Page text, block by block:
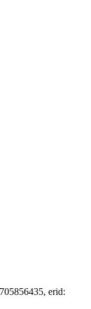
других
женских,
необычном
надёжностью
erid: